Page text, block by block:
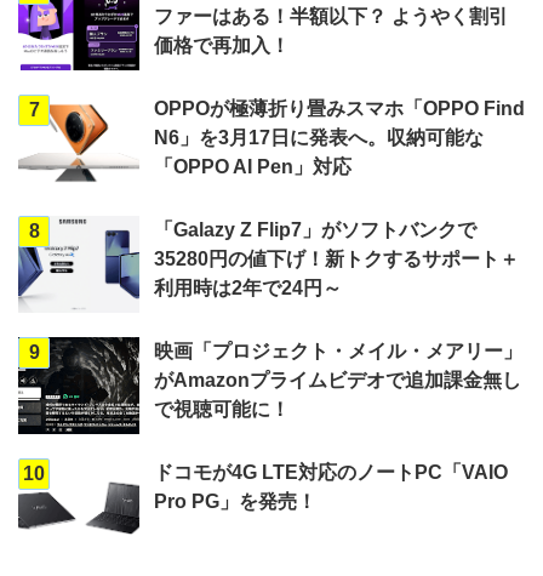
ファーはある！半額以下？ ようやく割引
価格で再加入！
7
OPPOが極薄折り畳みスマホ「OPPO Find
N6」を3月17日に発表へ。収納可能な
「OPPO AI Pen」対応
8
「Galazy Z Flip7」がソフトバンクで
35280円の値下げ！新トクするサポート＋
利用時は2年で24円～
9
映画「プロジェクト・メイル・メアリー」
がAmazonプライムビデオで追加課金無し
で視聴可能に！
10
ドコモが4G LTE対応のノートPC「VAIO
Pro PG」を発売！